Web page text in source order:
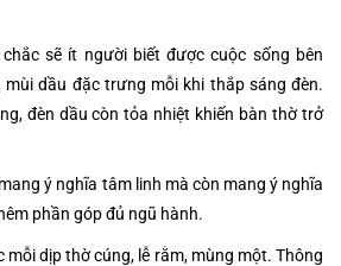
sẽ ít người biết được cuộc sống bên
mùi dầu đặc trưng mỗi khi thắp sáng đèn.
đèn dầu còn tỏa nhiệt khiến bàn thờ trở
ý nghĩa tâm linh mà còn mang ý nghĩa
phần góp đủ ngũ hành.
mỗi dịp thờ cúng, lễ rằm, mùng một. Thông